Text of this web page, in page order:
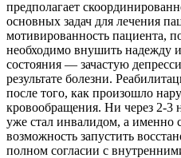
предполагает
основных задач для лечения
мотивированность пациента,
необходимо внушить надежду
состояния — зачастую
результате болезни.
после того, как произошло
кровообращения. Ни через 2-3
уже стал инвалидом, а именно
возможность запустить
полном согласии с